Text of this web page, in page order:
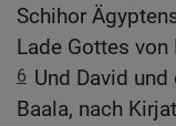
Schihor
Lade Gottes
6 Und David
Baala, nach